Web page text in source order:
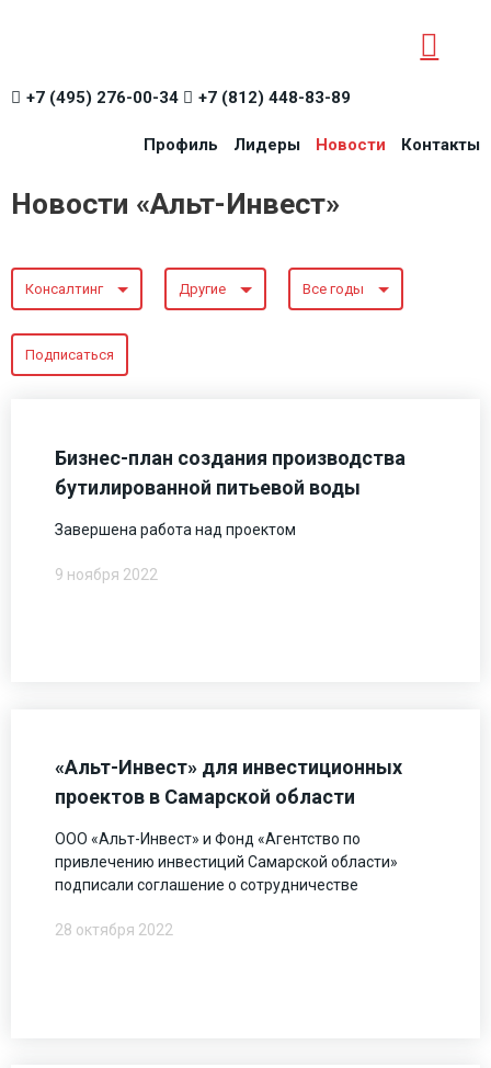
+7 (495) 276-00-34 +7 (812) 448-83-89
Профиль Лидеры Новости Контакты
Новости «Альт-Инвест»
Консалтинг Другие Все годы
Подписаться
Бизнес-план создания производства
бутилированной питьевой воды
Завершена работа над проектом
9 ноября 2022
«Альт-Инвест» для инвестиционных
проектов в Самарской области
ООО «Альт-Инвест» и Фонд «Агентство по
привлечению инвестиций Самарской области»
подписали соглашение о сотрудничестве
28 октября 2022